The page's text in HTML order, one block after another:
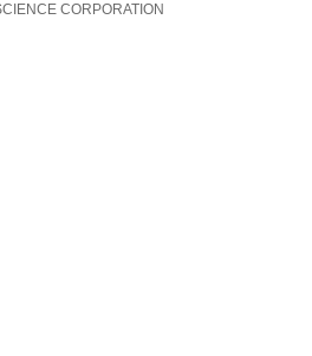
CORPORATION